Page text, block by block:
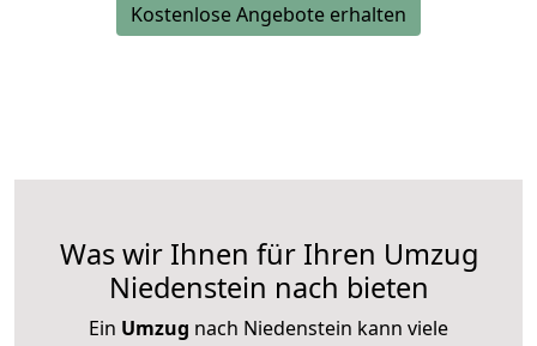
Kostenlose Angebote erhalten
Was wir Ihnen für Ihren Umzug
Niedenstein nach bieten
Ein Umzug nach Niedenstein kann viele